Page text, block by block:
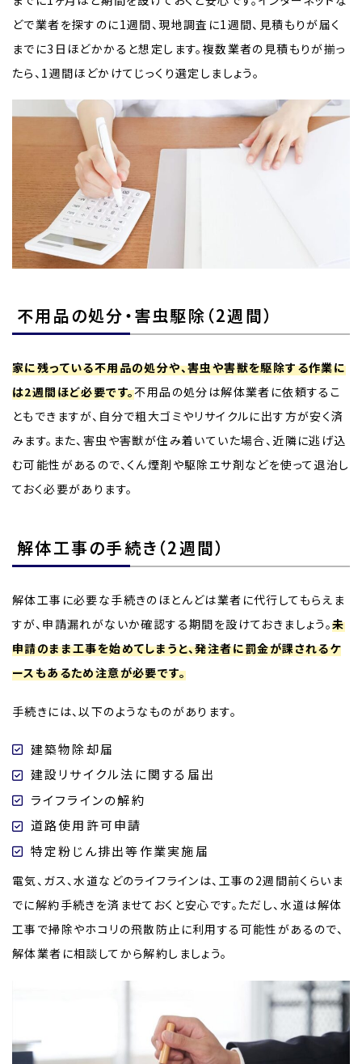
どで業者を探すのに1週間、現地調査に1週間、見積もりが届く
までに3日ほどかかると想定します。複数業者の見積もりが揃っ
たら、1週間ほどかけてじっくり選定しましょう。
不用品の処分・害虫駆除（2週間）
家に残っている不用品の処分や、害虫や害獣を駆除する作業に
は2週間ほど必要です。不用品の処分は解体業者に依頼するこ
ともできますが、自分で粗大ゴミやリサイクルに出す方が安く済
みます。また、害虫や害獣が住み着いていた場合、近隣に逃げ込
む可能性があるので、くん煙剤や駆除エサ剤などを使って退治し
ておく必要があります。
解体工事の手続き（2週間）
解体工事に必要な手続きのほとんどは業者に代行してもらえま
すが、申請漏れがないか確認する期間を設けておきましょう。未
申請のまま工事を始めてしまうと、発注者に罰金が課されるケ
ースもあるため注意が必要です。
手続きには、以下のようなものがあります。
建築物除却届
建設リサイクル法に関する届出
ライフラインの解約
道路使用許可申請
特定粉じん排出等作業実施届
電気、ガス、水道などのライフラインは、工事の2週間前くらいま
でに解約手続きを済ませておくと安心です。ただし、水道は解体
工事で掃除やホコリの飛散防止に利用する可能性があるので、
解体業者に相談してから解約しましょう。